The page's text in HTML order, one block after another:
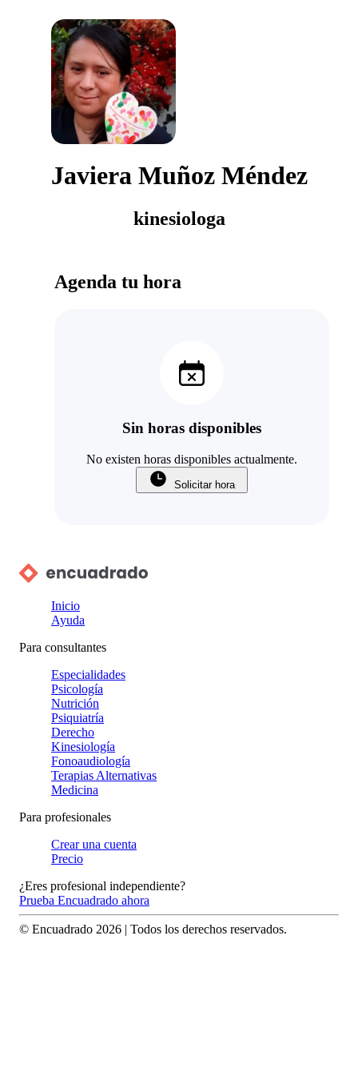
Javiera Muñoz Méndez
kinesiologa
Agenda tu hora
Sin horas disponibles
No existen horas disponibles actualmente.
Solicitar hora
Inicio
Ayuda
Para consultantes
Especialidades
Psicología
Nutrición
Psiquiatría
Derecho
Kinesiología
Fonoaudiología
Terapias Alternativas
Medicina
Para profesionales
Crear una cuenta
Precio
¿Eres profesional independiente?
Prueba Encuadrado ahora
© Encuadrado 2026 | Todos los derechos reservados.